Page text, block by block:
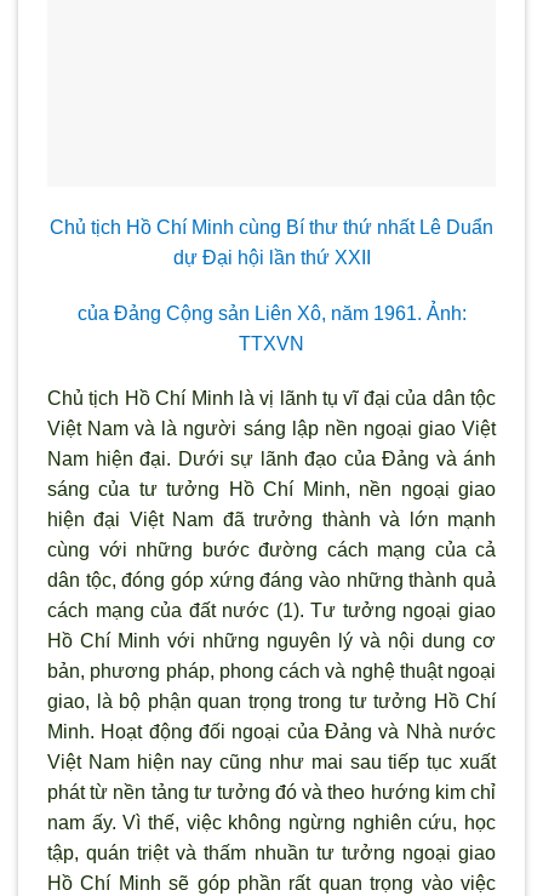
Chủ tịch Hồ Chí Minh cùng Bí thư thứ nhất Lê Duẩn
dự Đại hội lần thứ XXII
của Đảng Cộng sản Liên Xô, năm 1961. Ảnh:
TTXVN
Chủ tịch Hồ Chí Minh là vị l ãnh tụ vĩ đại của dân tộc
Việt Nam và là người sáng lập nền ngoại giao Việt
Nam hiện đại. Dưới sự l ãnh đạo của Đảng và ánh
sáng của tư tưởng Hồ Chí Minh, nền ngoại giao
hiện đại Việt Nam đã trưởng thành và lớn mạnh
cùng với những bước đường cách mạng của cả
dân tộc, đóng góp xứng đáng vào những thành quả
cách mạng của đất nước (1). Tư tưởng ngoại giao
Hồ Chí Minh với những nguyên l ý và nội dung cơ
bản, phương pháp, phong cách và nghệ thuật ngoại
giao, là bộ phận quan trọng trong tư tưởng Hồ Chí
Minh. Hoạt động đối ngoại của Đảng và Nhà nước
Việt Nam hiện nay cũng như mai sau tiếp tục xuất
phát từ nền tảng tư tưởng đó và theo hướng kim chỉ
nam ấy. Vì thế, việc không ngừng nghiên cứu, học
tập, quán triệt và thấm nhuần tư tưởng ngoại giao
Hồ Chí Minh sẽ góp phần rất quan trọng vào việc